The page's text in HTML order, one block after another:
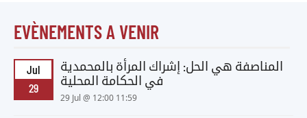
EVÈNEMENTS A VENIR
Jul
29
المناصفة هي الحل: إشراك المرأة بالمحمدية
في الحكامة المحلية
29 Jul @ 12:00 11:59